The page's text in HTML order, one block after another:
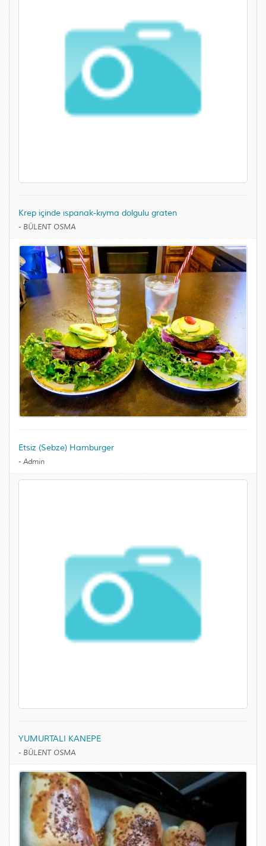
Krep içinde ıspanak-kıyma dolgulu graten
- BÜLENT OSMA
Etsiz (Sebze) Hamburger
- Admin
YUMURTALI KANEPE
- BÜLENT OSMA